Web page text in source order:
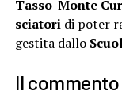
Tasso-Monte
sciatoridi poter
gestita dallo
Il